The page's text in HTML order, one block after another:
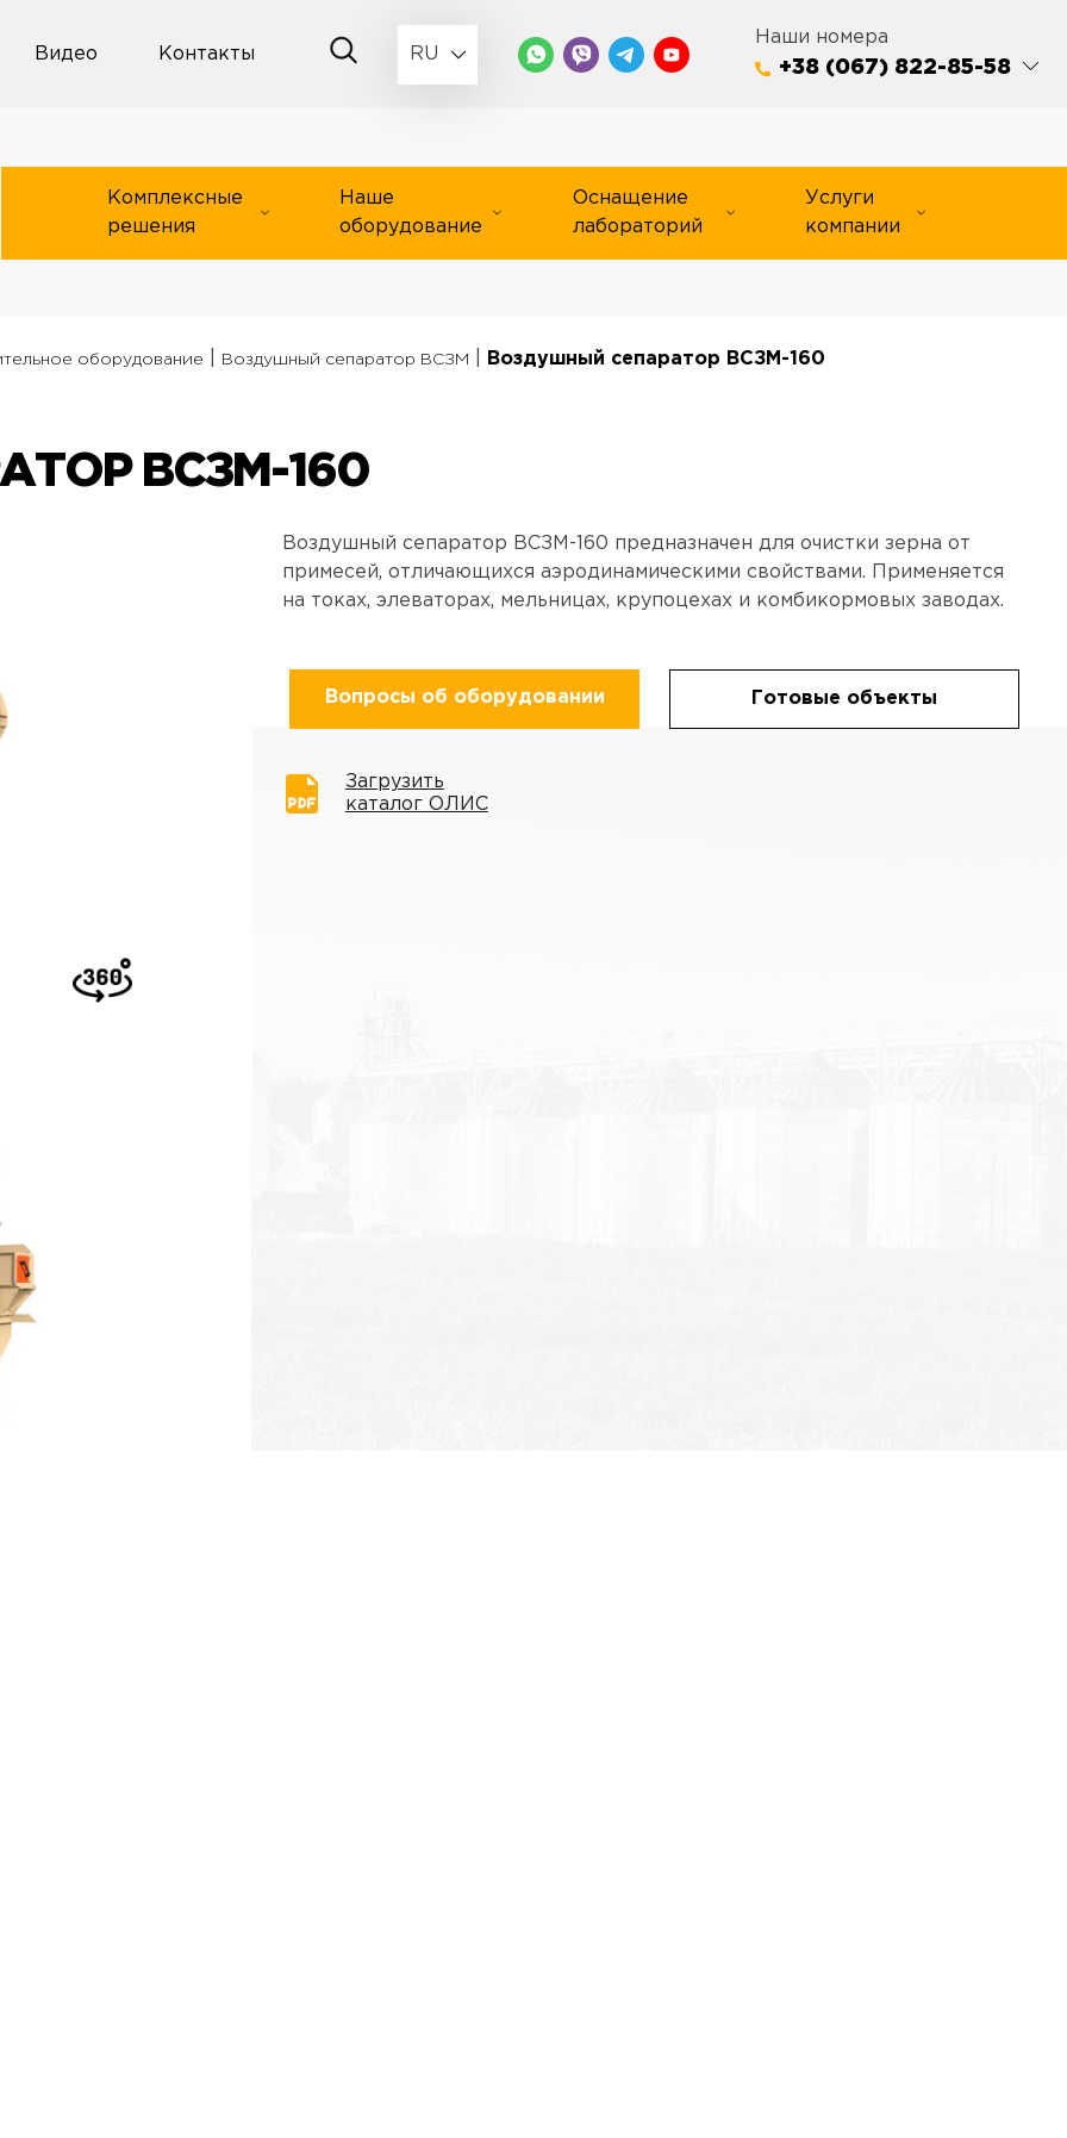
Видео Контакты RU
Наши номера
+38 (067) 822-85-58
Комплексные
решения
Наше
оборудование
Оснащение
лабораторий
Услуги
компании
оборудование Воздушный сепаратор ВСЗМ Воздушный сепаратор ВСЗМ-160
ВСЗМ-160
Воздушный сепаратор ВСЗМ-160 предназначен для очистки зерна от
примесей, отличающихся аэродинамическими свойствами. Применяется
на токах, элеваторах, мельницах, крупоцехах и комбикормовых заводах.
Вопросы об оборудовании Готовые объекты
Загрузить
каталог ОЛИС